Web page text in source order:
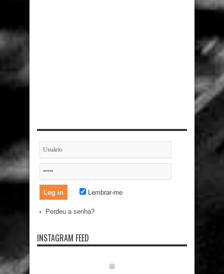
Lembrar-me
Perdeu a senha?
INSTAGRAM FEED